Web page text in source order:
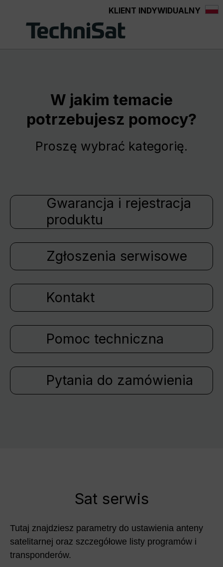
Przejdź do głównej zawartościKLIENT INDYWIDUALNY
W jakim temacie
potrzebujesz pomocy?
Proszę wybrać kategorię.
Gwarancja i rejestracja
produktu
Zgłoszenia serwisowe
Kontakt
Pomoc techniczna
Pytania do zamówienia
Sat serwis
Tutaj znajdziesz parametry do ustawienia anteny
satelitarnej oraz szczegółowe listy programów i
transponderów.